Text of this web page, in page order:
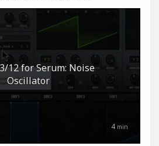
12 for Serum: Noise
Oscillator
4 min